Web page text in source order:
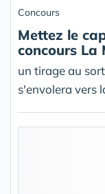
Concours
Mettez le
concours La
un tirage au
s'envolera vers